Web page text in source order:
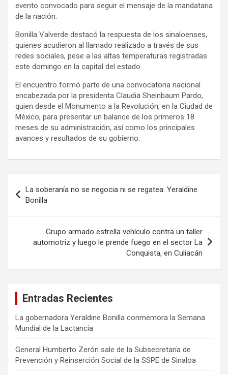
evento convocado para seguir el mensaje de la mandataria
de la nación.
Bonilla Valverde destacó la respuesta de los sinaloenses,
quienes acudieron al llamado realizado a través de sus
redes sociales, pese a las altas temperaturas registradas
este domingo en la capital del estado.
El encuentro formó parte de una convocatoria nacional
encabezada por la presidenta Claudia Sheinbaum Pardo,
quien desde el Monumento a la Revolución, en la Ciudad de
México, para presentar un balance de los primeros 18
meses de su administración, así como los principales
avances y resultados de su gobierno.
de
entradas
La soberanía no se negocia ni se regatea: Yeraldine
Bonilla
Grupo armado estrella vehículo contra un taller
automotriz y luego le prende fuego en el sector La
Conquista, en Culiacán
Entradas Recientes
La gobernadora Yeraldine Bonilla conmemora la Semana
Mundial de la Lactancia
General Humberto Zerón sale de la Subsecretaría de
Prevención y Reinserción Social de la SSPE de Sinaloa